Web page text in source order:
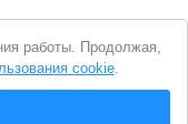
характер и не
работы. Продолжая,
cookie.